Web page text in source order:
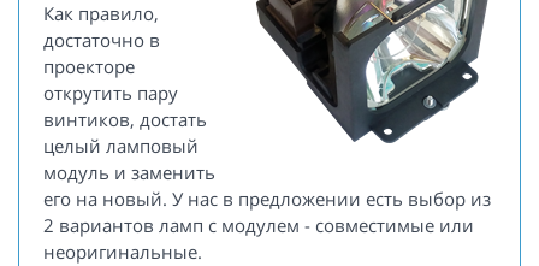
Как правило,
достаточно в
проекторе
открутить пару
винтиков, достать
целый ламповый
модуль и заменить
его на новый. У нас в предложении есть выбор из
2 вариантов ламп с модулем - совместимые или
неоригинальные.